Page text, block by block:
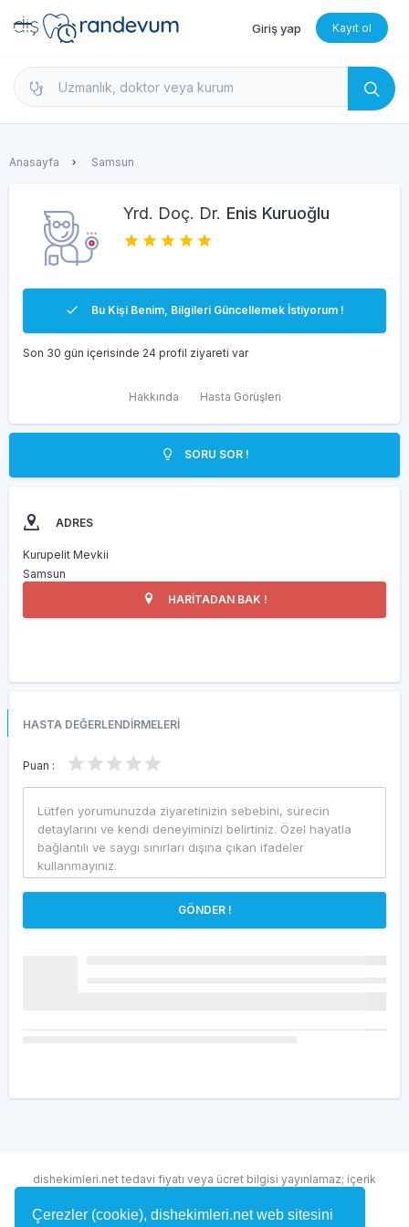
Çerezler (cookie), dishekimleri.net web sitesini
dishekimleri.net - Diş Hekimi Bul, Yorumları İncele
Giriş yap Kayıt ol
Anasayfa Samsun
Yrd. Doç. Dr. Enis Kuruoğlu
Bu Kişi Benim, Bilgileri Güncellemek İstiyorum !
Son 30 gün içerisinde 24 profil ziyareti var
Hakkında Hasta Görüşleri
SORU SOR !
ADRES
Kurupelit Mevkii
Samsun
HARİTADAN BAK !
HASTA DEĞERLENDİRMELERİ
Puan :
GÖNDER !
dishekimleri.net tedavi fiyatı veya ücret bilgisi yayınlamaz; içerik